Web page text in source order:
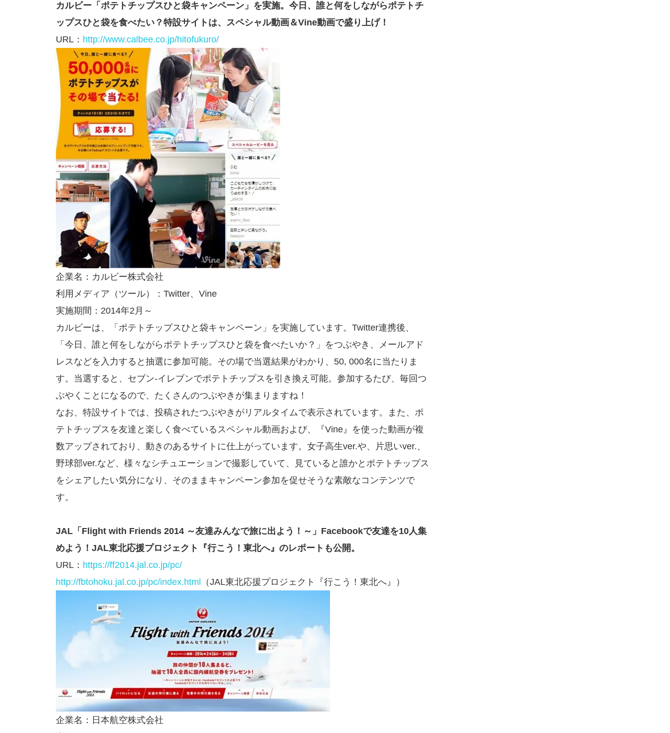
カルビー「ポテトチップスひと袋キャンペーン」を実施。今日、誰と何をしながらポテトチ
ップスひと袋を食べたい？特設サイトは、スペシャル動画＆Vine動画で盛り上げ！
URL： http://www.calbee.co.jp/hitofukuro/
企業名：カルビー株式会社
利用メディア（ツール）：Twitter、Vine
実施期間：2014年2月～
カルビーは、「ポテトチップスひと袋キャンペーン」を実施しています。Twitter連携後、
「今日、誰と何をしながらポテトチップスひと袋を食べたいか？」をつぶやき、メールアド
レスなどを入力すると抽選に参加可能。その場で当選結果がわかり、50, 000名に当たりま
す。当選すると、セブン-イレブンでポテトチップスを引き換え可能。参加するたび、毎回つ
ぶやくことになるので、たくさんのつぶやきが集まりますね！
なお、特設サイトでは、投稿されたつぶやきがリアルタイムで表示されています。また、ポ
テトチップスを友達と楽しく食べているスペシャル動画および、『Vine』を使った動画が複
数アップされており、動きのあるサイトに仕上がっています。女子高生ver.や、片思いver.、
野球部ver.など、様々なシチュエーションで撮影していて、見ていると誰かとポテトチップス
をシェアしたい気分になり、そのままキャンペーン参加を促せそうな素敵なコンテンツで
す。
JAL「Flight with Friends 2014 ～友達みんなで旅に出よう！～」Facebookで友達を10人集
めよう！JAL東北応援プロジェクト『行こう！東北へ』のレポートも公開。
URL： https://ff2014.jal.co.jp/pc/
http://fbtohoku.jal.co.jp/pc/index.html
（JAL東北応援プロジェクト『行こう！東北へ』）
企業名：日本航空株式会社